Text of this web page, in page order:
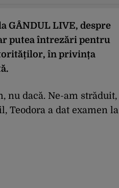
GÂNDUL LIVE, despre
putea întrezări pentru
în privința
nu dacă. Ne-am străduit,
Teodora a dat examen la